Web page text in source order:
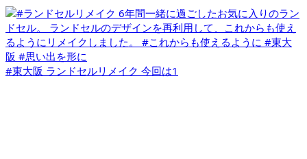
#東大阪 ランドセルリメイク 今回は1